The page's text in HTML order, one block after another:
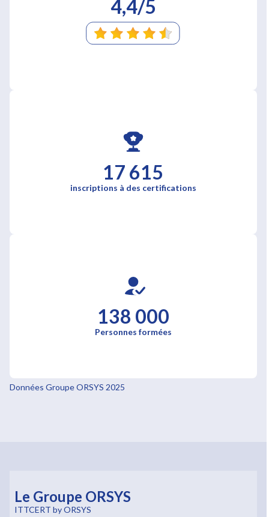
4,4/5
17 615
inscriptions à des certifications
138 000
Personnes formées
Données Groupe ORSYS 2025
Le Groupe ORSYS
ITTCERT by ORSYS